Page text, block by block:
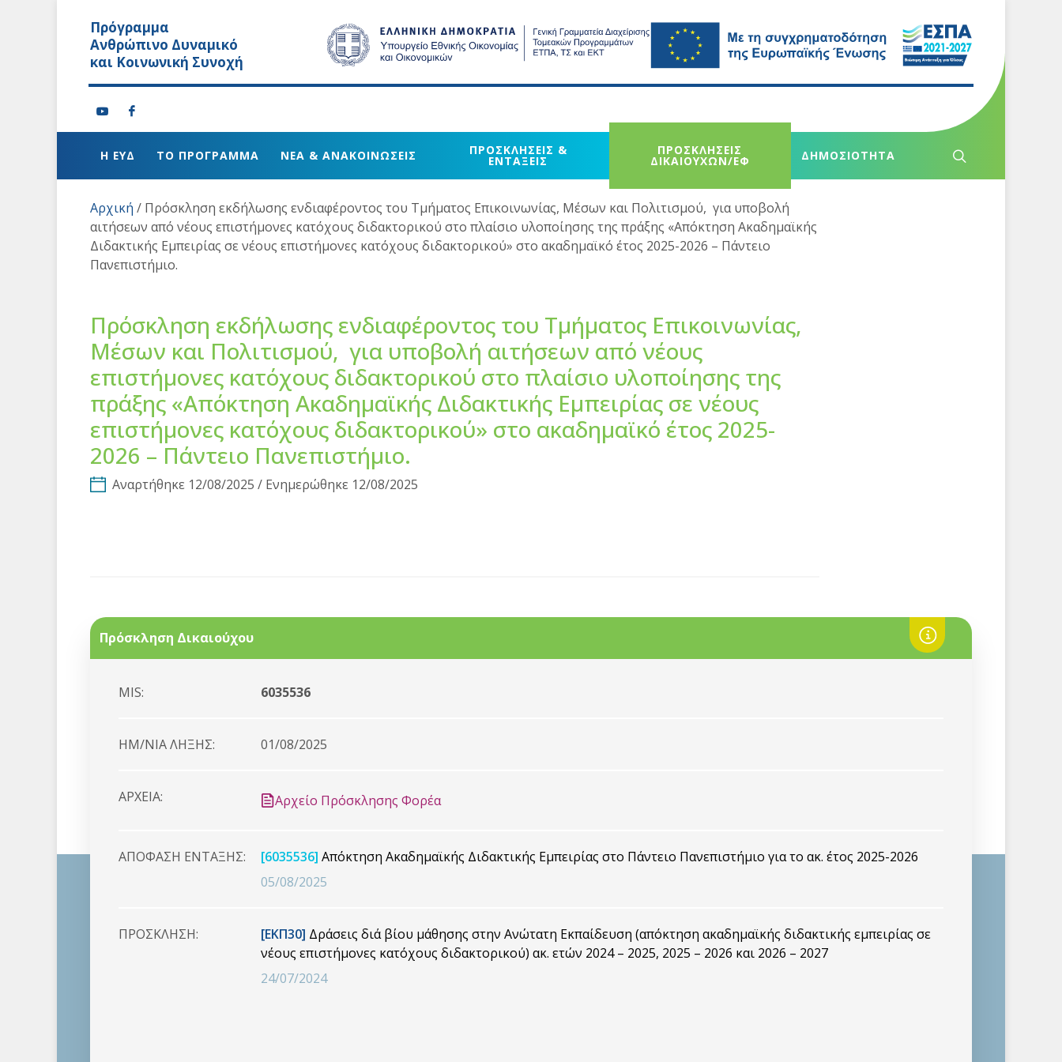
Πρόγραμμα
Ανθρώπινο Δυναμικό
και Κοινωνική Συνοχή
Η ΕΥΔ ΤΟ ΠΡΟΓΡΑΜΜΑ ΝΕΑ & ΑΝΑΚΟΙΝΩΣΕΙΣ ΠΡΟΣΚΛΗΣΕΙΣ &
ΕΝΤΑΞΕΙΣ
ΠΡΟΣΚΛΗΣΕΙΣ
ΔΙΚΑΙΟΥΧΩΝ/ΕΦ ΔΗΜΟΣΙΟΤΗΤΑ
Αρχική / Πρόσκληση εκδήλωσης ενδιαφέροντος του Τμήματος Επικοινωνίας, Μέσων και Πολιτισμού, για υποβολή
αιτήσεων από νέους επιστήμονες κατόχους διδακτορικού στο πλαίσιο υλοποίησης της πράξης «Απόκτηση Ακαδημαϊκής
Διδακτικής Εμπειρίας σε νέους επιστήμονες κατόχους διδακτορικού» στο ακαδημαϊκό έτος 2025-2026 – Πάντειο
Πανεπιστήμιο.
Πρόσκληση εκδήλωσης ενδιαφέροντος του Τμήματος Επικοινωνίας,
Μέσων και Πολιτισμού, για υποβολή αιτήσεων από νέους
επιστήμονες κατόχους διδακτορικού στο πλαίσιο υλοποίησης της
πράξης «Απόκτηση Ακαδημαϊκής Διδακτικής Εμπειρίας σε νέους
επιστήμονες κατόχους διδακτορικού» στο ακαδημαϊκό έτος 2025-
2026 – Πάντειο Πανεπιστήμιο.
Αναρτήθηκε 12/08/2025 / Ενημερώθηκε 12/08/2025
Πρόσκληση Δικαιούχου
MIS: 6035536
HM/NIA ΛΗΞΗΣ: 01/08/2025
ΑΡΧΕΙΑ: Αρχείο Πρόσκλησης Φορέα
ΑΠΟΦΑΣΗ ΕΝΤΑΞΗΣ: [6035536] Απόκτηση Ακαδημαϊκής Διδακτικής Εμπειρίας στο Πάντειο Πανεπιστήμιο για το ακ. έτος 2025-2026
05/08/2025
ΠΡΟΣΚΛΗΣΗ: [ΕΚΠ30] Δράσεις διά βίου μάθησης στην Ανώτατη Εκπαίδευση (απόκτηση ακαδημαϊκής διδακτικής εμπειρίας σε
νέους επιστήμονες κατόχους διδακτορικού) ακ. ετών 2024 – 2025, 2025 – 2026 και 2026 – 2027
24/07/2024